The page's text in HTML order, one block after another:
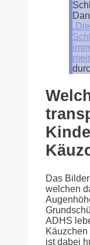
Das
welchen
ADHS
ist dabei